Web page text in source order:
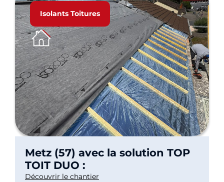
Isolants Toitures
Metz (57) avec la solution TOP
TOIT DUO :
Découvrir le chantier